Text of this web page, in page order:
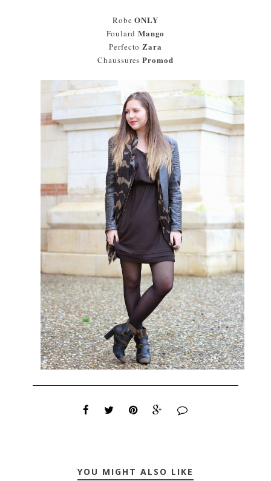
RobeONLY
Foulard Mango
PerfectoZara
ChaussuresPromod
YOU MIGHT ALSO LIKE